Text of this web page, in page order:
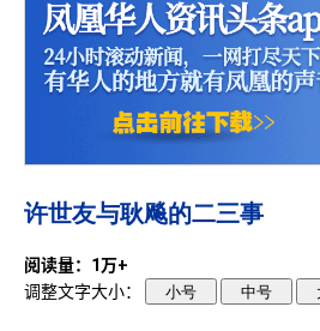
许世友与耿飚的二三事
阅读量：1万+
调整文字大小：
小号 中号